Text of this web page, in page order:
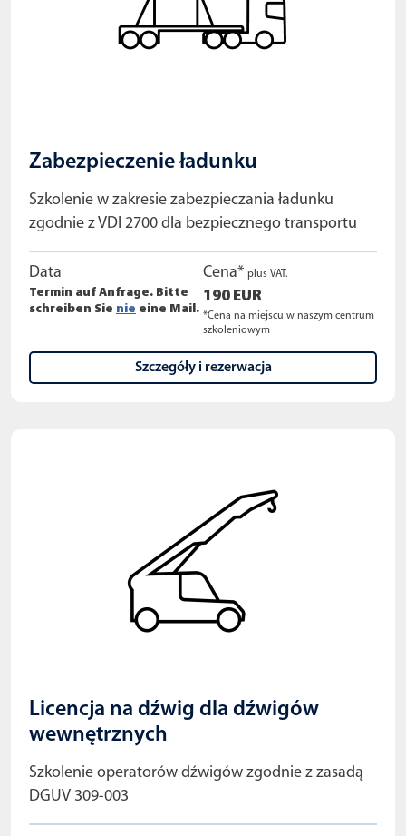
Zabezpieczenie ładunku
Szkolenie w zakresie zabezpieczania ładunku
zgodnie z VDI 2700 dla bezpiecznego transportu
Data
Termin auf Anfrage. Bitte
schreiben Sie nie eine Mail.
Cena* plus VAT.
190 EUR
*Cena na miejscu w naszym centrum
szkoleniowym
Szczegóły i rezerwacja
Licencja na dźwig dla dźwigów
wewnętrznych
Szkolenie operatorów dźwigów zgodnie z zasadą
DGUV 309-003